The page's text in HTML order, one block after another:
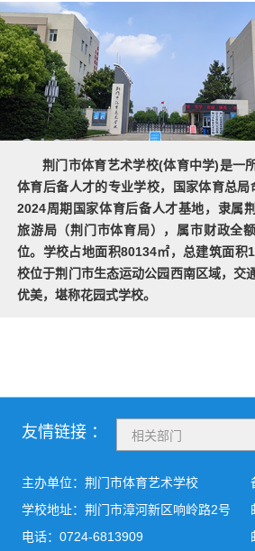
荆门市体育艺术学校(体育中学)是一
体育后备人才的专业学校，国家体育总局
2024周期国家体育后备人才基地，隶属
旅游局（荆门市体育局），属市财政全
位。学校占地面积80134㎡，总建筑面积
校位于荆门市生态运动公园西南区域，交
优美，堪称花园式学校。
友情链接 ：
主办单位：荆门市体育艺术学校
学校地址：荆门市漳河新区响岭路2号
电话：0724-6813909